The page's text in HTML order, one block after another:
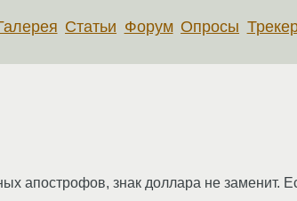
Статьи Форум Опросы
апострофов, знак доллара не заменит.